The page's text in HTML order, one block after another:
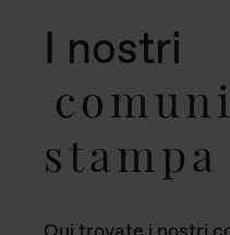
I nostri
stampa